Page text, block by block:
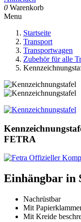
0 Warenkorb
Menu
Startseite
Transport
Transportwagen
Zubehör für alle
FETRA
Einhängbar in
Nachrüstbar
Mit
Mit Kreide